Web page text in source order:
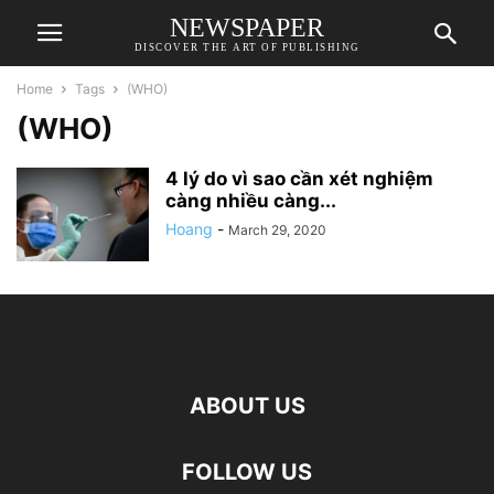
NEWSPAPER
DISCOVER THE ART OF PUBLISHING
Home Tags (WHO)
(WHO)
4 lý do vì sao cần xét nghiệm
càng nhiều càng...
Hoang - March 29, 2020
ABOUT US
FOLLOW US